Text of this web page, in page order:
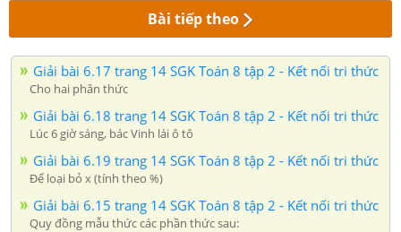
Bài tiếp theo
Giải bài 6.17 trang 14 SGK Toán 8 tập 2 - Kết nối tri thức
Cho hai phân thức
Giải bài 6.18 trang 14 SGK Toán 8 tập 2 - Kết nối tri thức
Lúc 6 giờ sáng, bác Vinh lái ô tô
Giải bài 6.19 trang 14 SGK Toán 8 tập 2 - Kết nối tri thức
Để loại bỏ x (tính theo %)
Giải bài 6.15 trang 14 SGK Toán 8 tập 2 - Kết nối tri thức
Quy đồng mẫu thức các phần thức sau: